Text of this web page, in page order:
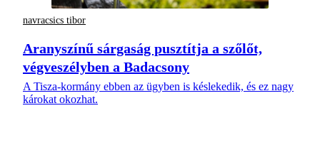
navracsics tibor
Aranyszínű sárgaság pusztítja a szőlőt,
végveszélyben a Badacsony
A Tisza-kormány ebben az ügyben is késlekedik, és ez nagy
károkat okozhat.